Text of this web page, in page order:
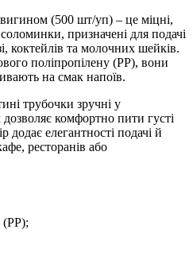
(500 шт/уп) – це міцні,
призначені для подачі
коктейлів та молочних шейків.
поліпропілену (PP), вони
на смак напоїв.
трубочки зручні у
комфортно пити густі
елегантності подачі й
ресторанів або
(PP);